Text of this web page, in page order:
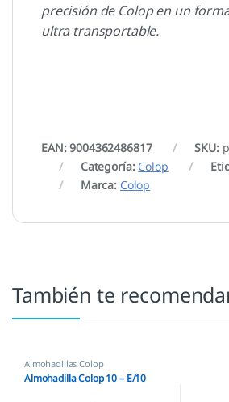
precisión de Colop en un
ultra transportable.
EAN: 9004362486817 SKU:
Categoría: Colop
Marca: Colop
También te
Almohadillas Colop
Almohadilla Colop 10 – E/10